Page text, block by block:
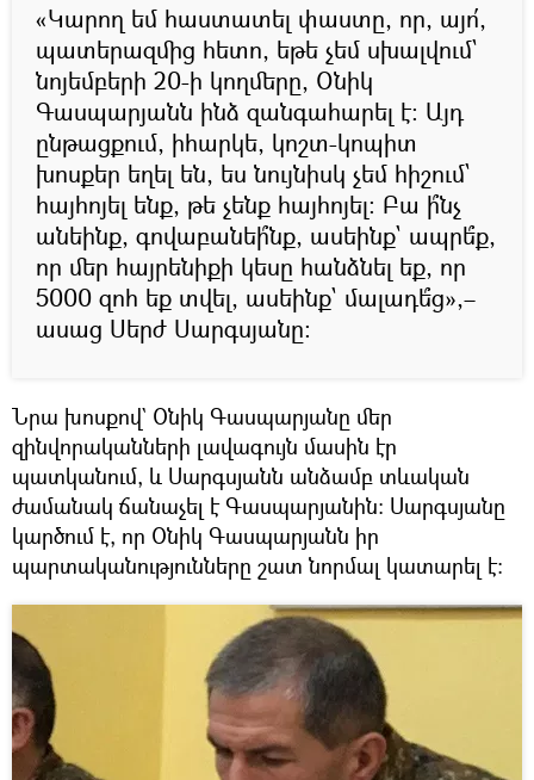
«Կարող եմ հաստատել փաստը, որ, այո՛,
պատերազմից հետո, եթե չեմ սխալվում`
նոյեմբերի 20-ի կողմերը, Օնիկ
Գասպարյանն ինձ զանգահարել է: Այդ
ընթացքում, իհարկե, կոշտ-կոպիտ
խոսքեր եղել են, ես նույնիսկ չեմ հիշում`
հայհոյել ենք, թե չենք հայհոյել։ Բա ի՞նչ
անեինք, գովաբանեի՞նք, ասեինք` ապրե՞ք,
որ մեր հայրենիքի կեսը հանձնել եք, որ
5000 զոհ եք տվել, ասեինք` մալադե՞ց»,–
ասաց Սերժ Սարգսյանը։
Նրա խոսքով` Օնիկ Գասպարյանը մեր
զինվորականների լավագույն մասին էր
պատկանում, և Սարգսյանն անձամբ տևական
ժամանակ ճանաչել է Գասպարյանին։ Սարգսյանը
կարծում է, որ Օնիկ Գասպարյանն իր
պարտականությունները շատ նորմալ կատարել է: